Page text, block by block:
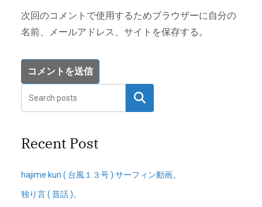
次回のコメントで使用するためブラウザーに自分の
名前、メールアドレス、サイトを保存する。
検索
Recent Post
hajime kun ( 台風１３号 ) サーフィン動画。
独り言 ( 昔話 )。